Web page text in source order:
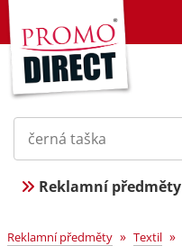
Reklamní předměty
Reklamní předměty » Textil »